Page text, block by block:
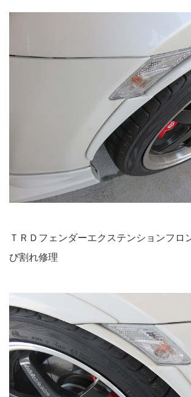
ＴＲＤフェンダーエクステンションフロ
び割れ修理